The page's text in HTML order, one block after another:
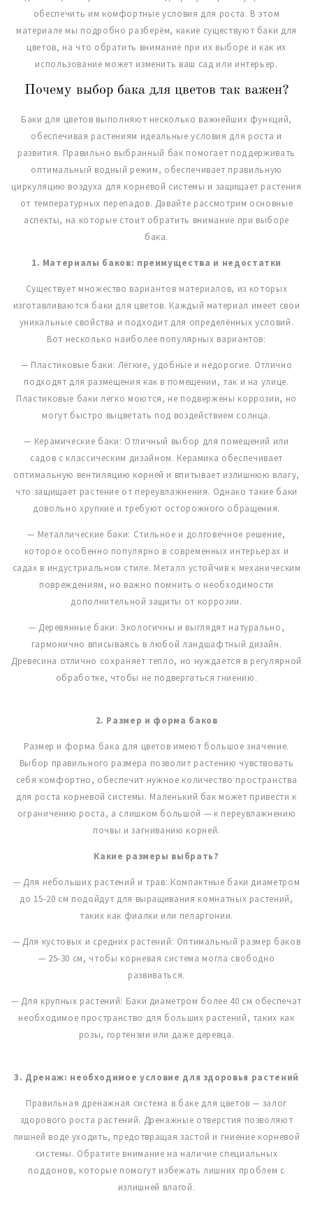
обеспечить им комфортные условия для роста. В этом
материале мы подробно разберём, какие существуют баки для
цветов, на что обратить внимание при их выборе и как их
использование может изменить ваш сад или интерьер.
Почему выбор бака для цветов так важен?
Баки для цветов выполняют несколько важнейших функций,
обеспечивая растениям идеальные условия для роста и
развития. Правильно выбранный бак помогает поддерживать
оптимальный водный режим, обеспечивает правильную
циркуляцию воздуха для корневой системы и защищает растения
от температурных перепадов. Давайте рассмотрим основные
аспекты, на которые стоит обратить внимание при выборе
бака.
1. Материалы баков: преимущества и недостатки
Существует множество вариантов материалов, из которых
изготавливаются баки для цветов. Каждый материал имеет свои
уникальные свойства и подходит для определённых условий.
Вот несколько наиболее популярных вариантов:
— Пластиковые баки: Лёгкие, удобные и недорогие. Отлично
подходят для размещения как в помещении, так и на улице.
Пластиковые баки легко моются, не подвержены коррозии, но
могут быстро выцветать под воздействием солнца.
— Керамические баки: Отличный выбор для помещений или
садов с классическим дизайном. Керамика обеспечивает
оптимальную вентиляцию корней и впитывает излишнюю влагу,
что защищает растение от переувлажнения. Однако такие баки
довольно хрупкие и требуют осторожного обращения.
— Металлические баки: Стильное и долговечное решение,
которое особенно популярно в современных интерьерах и
садах в индустриальном стиле. Металл устойчив к механическим
повреждениям, но важно помнить о необходимости
дополнительной защиты от коррозии.
— Деревянные баки: Экологичны и выглядят натурально,
гармонично вписываясь в любой ландшафтный дизайн.
Древесина отлично сохраняет тепло, но нуждается в регулярной
обработке, чтобы не подвергаться гниению.
2. Размер и форма баков
Размер и форма бака для цветов имеют большое значение.
Выбор правильного размера позволит растению чувствовать
себя комфортно, обеспечит нужное количество пространства
для роста корневой системы. Маленький бак может привести к
ограничению роста, а слишком большой — к переувлажнению
почвы и загниванию корней.
Какие размеры выбрать?
— Для небольших растений и трав: Компактные баки диаметром
до 15-20 см подойдут для выращивания комнатных растений,
таких как фиалки или пеларгонии.
— Для кустовых и средних растений: Оптимальный размер баков
— 25-30 см, чтобы корневая система могла свободно
развиваться.
— Для крупных растений: Баки диаметром более 40 см обеспечат
необходимое пространство для больших растений, таких как
розы, гортензии или даже деревца.
3. Дренаж: необходимое условие для здоровья растений
Правильная дренажная система в баке для цветов — залог
здорового роста растений. Дренажные отверстия позволяют
лишней воде уходить, предотвращая застой и гниение корневой
системы. Обратите внимание на наличие специальных
поддонов, которые помогут избежать лишних проблем с
излишней влагой.